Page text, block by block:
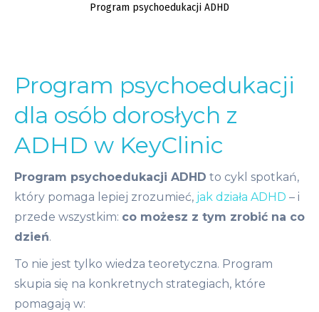
Program psychoedukacji ADHD
Program psychoedukacji
dla osób dorosłych z
ADHD w KeyClinic
Program psychoedukacji ADHD to cykl spotkań,
który pomaga lepiej zrozumieć, jak działa ADHD – i
przede wszystkim: co możesz z tym zrobić na co
dzień.
To nie jest tylko wiedza teoretyczna. Program
skupia się na konkretnych strategiach, które
pomagają w: